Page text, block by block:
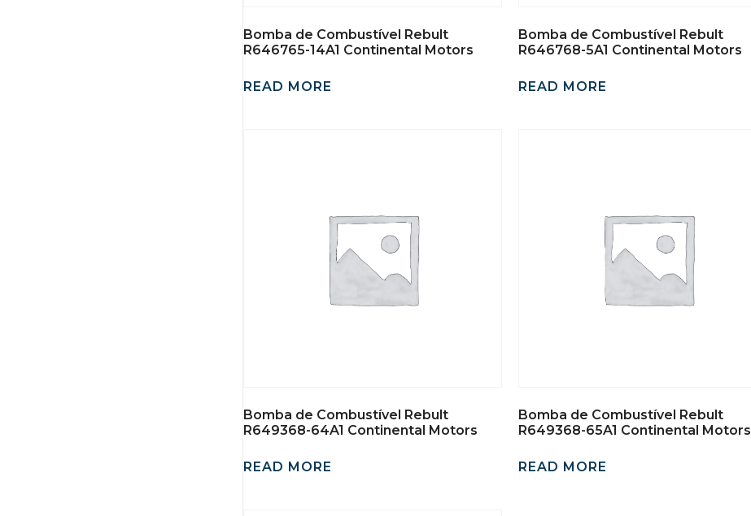
Bomba de Combustível Rebult
R646765-14A1 Continental Motors
READ MORE
Bomba de Combustível Rebult
R646768-5A1 Continental Motors
READ MORE
Bomba de Combustível Rebult
R649368-64A1 Continental Motors
READ MORE
Bomba de Combustível Rebult
R649368-65A1 Continental Motors
READ MORE